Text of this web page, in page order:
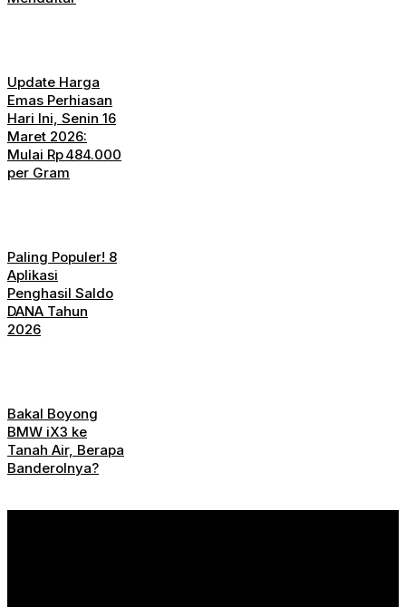
Update Harga
Emas Perhiasan
Hari Ini, Senin 16
Maret 2026:
Mulai Rp 484.000
per Gram
Paling Populer! 8
Aplikasi
Penghasil Saldo
DANA Tahun
2026
Bakal Boyong
BMW iX3 ke
Tanah Air, Berapa
Banderolnya?